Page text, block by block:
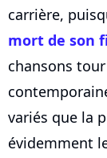
carrière,
mort de son
chansons
variés que la
évidemment